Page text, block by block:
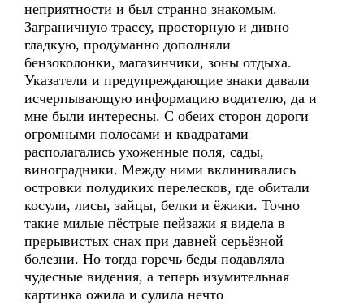
неприятности и был странно знакомым.
Заграничную трассу, просторную и дивно
гладкую, продуманно дополняли
бензоколонки, магазинчики, зоны отдыха.
Указатели и предупреждающие знаки давали
исчерпывающую информацию водителю, да и
мне были интересны. С обеих сторон дороги
огромными полосами и квадратами
располагались ухоженные поля, сады,
виноградники. Между ними вклинивались
островки полудиких перелесков, где обитали
косули, лисы, зайцы, белки и ёжики. Точно
такие милые пёстрые пейзажи я видела в
прерывистых снах при давней серьёзной
болезни. Но тогда горечь беды подавляла
чудесные видения, а теперь изумительная
картинка ожила и сулила нечто